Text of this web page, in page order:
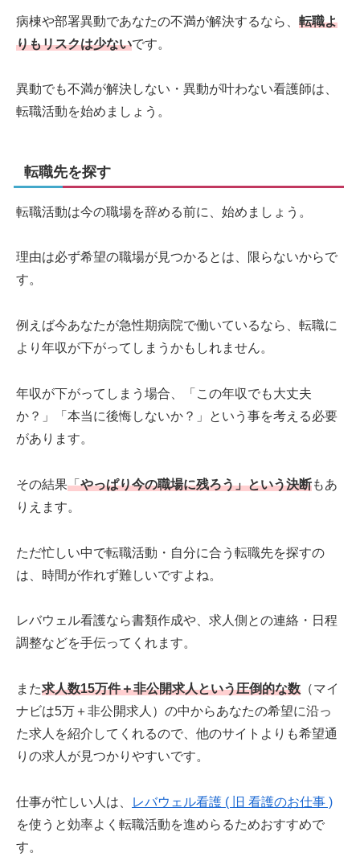
病棟や部署異動であなたの不満が解決するなら、 転職よ
りもリスクは少ないです。
異動でも不満が解決しない・異動が叶わない看護師は、
転職活動を始めましょう。
転職先を探す
転職活動は今の職場を辞める前に、始めましょう。
理由は必ず希望の職場が見つかるとは、限らないからで
す。
例えば今あなたが急性期病院で働いているなら、転職に
より年収が下がってしまうかもしれません。
年収が下がってしまう場合、「この年収でも大丈夫
か？」「本当に後悔しないか？」という事を考える必要
があります。
その結果「やっぱり今の職場に残ろう」という決断もあ
りえます。
ただ忙しい中で転職活動・自分に合う転職先を探すの
は、時間が作れず難しいですよね。
レバウェル看護なら書類作成や、求人側との連絡・日程
調整などを手伝ってくれます。
また求人数15万件＋非公開求人という圧倒的な数 （マイ
ナビは5万＋非公開求人）の中からあなたの希望に沿っ
た求人を紹介してくれるので、他のサイトよりも希望通
りの求人が見つかりやすいです。
仕事が忙しい人は、
レバウェル看護 ( 旧 看護のお仕事 )
を使うと効率よく転職活動を進めらるためおすすめで
す。